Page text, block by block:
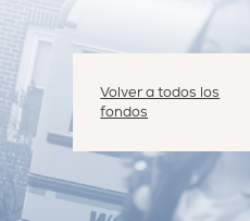
Volver a todos los
fondos